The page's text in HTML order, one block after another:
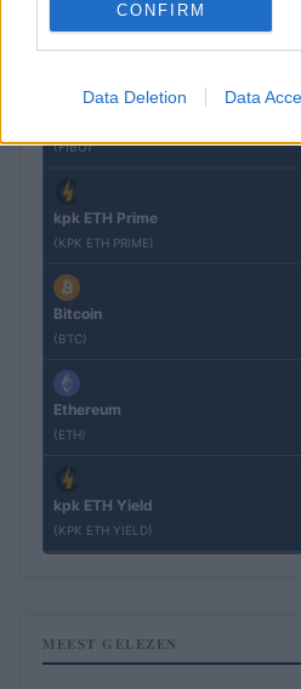
CONFIRM
Data Deletion Data
(JDB)
(FIBO)
kpk ETH Prime
(KPK ETH PRIME)
Bitcoin
(BTC)
Ethereum
(ETH)
kpk ETH Yield
(KPK ETH YIELD)
MEEST GELEZEN